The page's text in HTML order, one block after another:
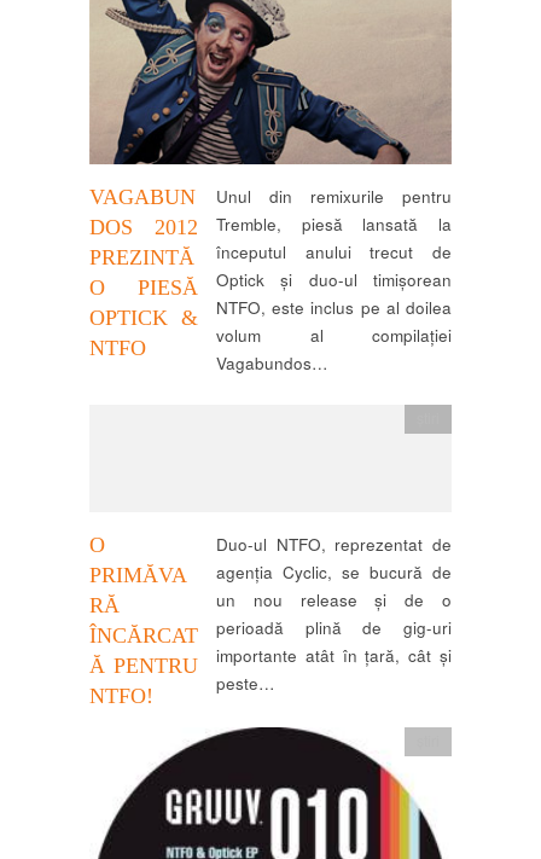
VAGABUN
DOS 2012
PREZINTĂ
O PIESĂ
OPTICK &
NTFO
Unul din remixurile pentru
Tremble, piesă lansată la
începutul anului trecut de
Optick și duo-ul timișorean
NTFO, este inclus pe al doilea
volum al compilației
Vagabundos…
O
PRIMĂVA
RĂ
ÎNCĂRCAT
Ă PENTRU
NTFO!
Duo-ul NTFO, reprezentat de
agenția Cyclic, se bucură de
un nou release și de o
perioadă plină de gig-uri
importante atât în țară, cât și
peste…